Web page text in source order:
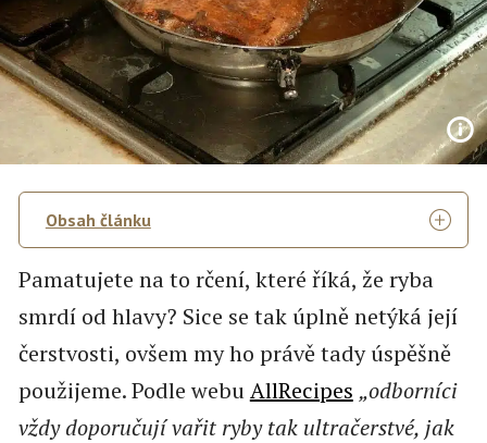
Obsah článku
Pamatujete na to rčení, které říká, že ryba
smrdí od hlavy? Sice se tak úplně netýká její
čerstvosti, ovšem my ho právě tady úspěšně
použijeme. Podle webuAllRecipes „odborníci
vždy doporučují vařit ryby tak ultračerstvé, jak